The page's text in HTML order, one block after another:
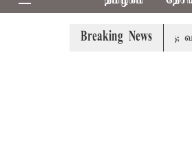
Breaking News
அரசுப்பணி வழக்கு; வரும்